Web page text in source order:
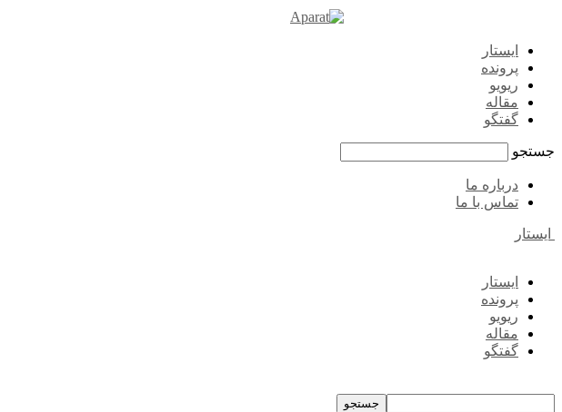
ایستار
پرونده
ریویو
مقاله
گفتگو
جستجو
درباره ما
تماس با ما
ایستار
ایستار
پرونده
ریویو
مقاله
گفتگو